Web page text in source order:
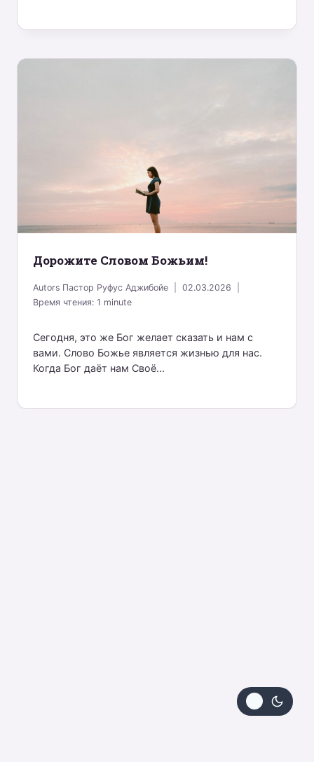
Дорожите Словом Божьим!
Autors Пастор Руфус Аджибойе
02.03.2026
Время чтения:1 minute
Сегодня, это же Бог желает сказать и нам с
вами. Слово Божье является жизнью для нас.
Когда Бог даёт нам Своё...